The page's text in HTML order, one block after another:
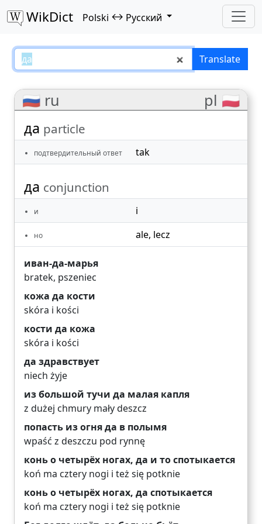
WikDict Polski ↔ Русский
да – Polski–Русский translations
Translate
🇷🇺 ru pl 🇵🇱
да particle
подтвердительный ответ tak
да conjunction
и i
но ale, lecz
иван-да-марья
bratek, pszeniec
кожа да кости
skóra i kości
кости да кожа
skóra i kości
да здравствует
niech żyje
из большой тучи да малая капля
z dużej chmury mały deszcz
попасть из огня да в полымя
wpaść z deszczu pod rynnę
конь о четырёх ногах, да и то спотыкается
koń ma cztery nogi i też się potknie
конь о четырёх ногах, да спотыкается
koń ma cztery nogi i też się potknie